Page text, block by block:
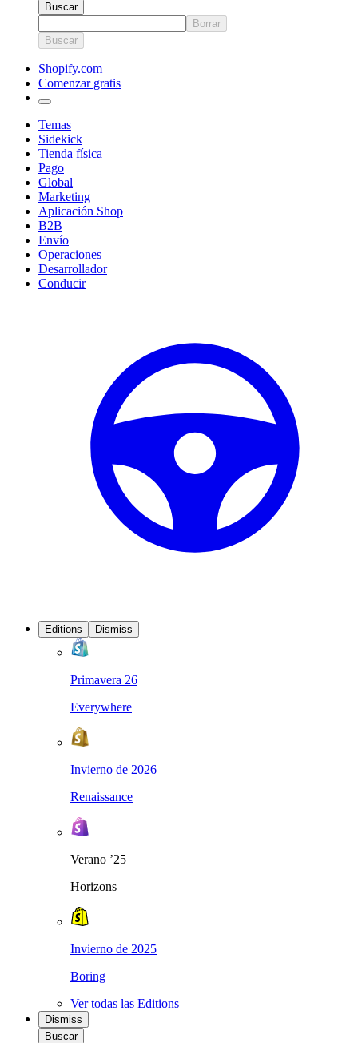
Buscar
Borrar
Buscar
Shopify.com
Comenzar gratis
Temas
Sidekick
Tienda física
Pago
Global
Marketing
Aplicación Shop
B2B
Envío
Operaciones
Desarrollador
Conducir
Editions Dismiss
Primavera 26
Everywhere
Invierno de 2026
Renaissance
Verano ’25
Horizons
Invierno de 2025
Boring
Ver todas las Editions
Dismiss
Buscar